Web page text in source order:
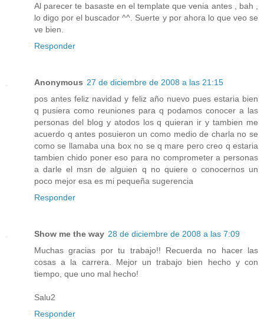
Al parecer te basaste en el template que venia antes , bah ,
lo digo por el buscador ^^. Suerte y por ahora lo que veo se
ve bien.
Responder
Anonymous 27 de diciembre de 2008 a las 21:15
pos antes feliz navidad y feliz año nuevo pues estaria bien
q pusiera como reuniones para q podamos conocer a las
personas del blog y atodos los q quieran ir y tambien me
acuerdo q antes posuieron un como medio de charla no se
como se llamaba una box no se q mare pero creo q estaria
tambien chido poner eso para no comprometer a personas
a darle el msn de alguien q no quiere o conocernos un
poco mejor esa es mi pequeña sugerencia
Responder
Show me the way 28 de diciembre de 2008 a las 7:09
Muchas gracias por tu trabajo!! Recuerda no hacer las
cosas a la carrera. Mejor un trabajo bien hecho y con
tiempo, que uno mal hecho!
Salu2
Responder